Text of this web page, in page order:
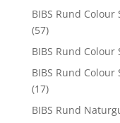
BIBS Rund
(57)
BIBS Rund Colour
BIBS Rund
(17)
BIBS Rund